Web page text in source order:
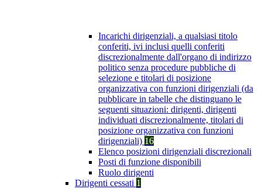
Incarichi dirigenziali, a qualsiasi titolo
conferiti, ivi inclusi quelli conferiti
discrezionalmente dall'organo di indirizzo
politico senza procedure pubbliche di
selezione e titolari di posizione
organizzativa con funzioni dirigenziali (da
pubblicare in tabelle che distinguano le
seguenti situazioni: dirigenti, dirigenti
individuati discrezionalmente, titolari di
posizione organizzativa con funzioni
dirigenziali) 16
Elenco posizioni dirigenziali discrezionali
Posti di funzione disponibili
Ruolo dirigenti
Dirigenti cessati 1